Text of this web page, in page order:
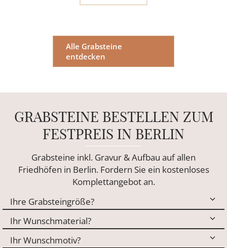
Alle Grabsteine
entdecken
GRABSTEINE BESTELLEN ZUM
FESTPREIS IN BERLIN
Grabsteine inkl. Gravur & Aufbau auf allen
Friedhöfen in Berlin. Fordern Sie ein kostenloses
Komplettangebot an.